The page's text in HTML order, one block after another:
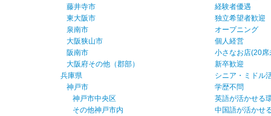
藤井寺市
東大阪市
泉南市
大阪狭山市
阪南市
大阪府その他（郡部）
兵庫県
神戸市
神戸市中央区
その他神戸市内
経験者優遇
独立希望者歓迎
オープニング
個人経営
小さなお店(20席
新卒歓迎
シニア・ミドル
学歴不問
英語が活かせる
中国語が活かせ